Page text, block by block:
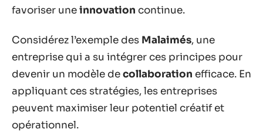
favoriser uneinnovation continue.
Considérez l’exemple des Malaimés, une
entreprise qui a su intégrer ces principes pour
devenir un modèle decollaboration efficace. En
appliquant ces stratégies, les entreprises
peuvent maximiser leur potentiel créatif et
opérationnel.